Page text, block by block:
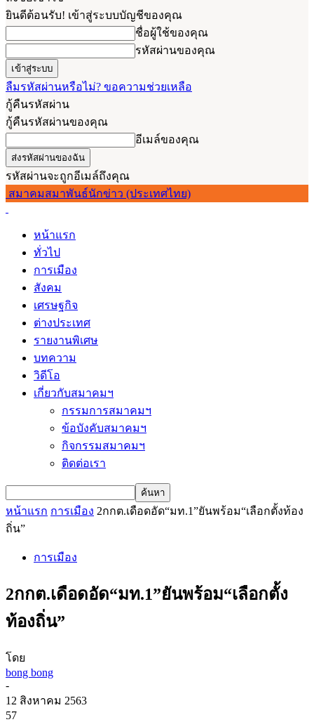
ยินดีต้อนรับ! เข้าสู่ระบบบัญชีของคุณ
ชื่อผู้ใช้ของคุณ
รหัสผ่านของคุณ
ลืมรหัสผ่านหรือไม่? ขอความช่วยเหลือ
กู้คืนรหัสผ่าน
กู้คืนรหัสผ่านของคุณ
อีเมล์ของคุณ
รหัสผ่านจะถูกอีเมล์ถึงคุณ
สมาคมสมาพันธ์นักข่าว (ประเทศไทย)
หน้าแรก
ทั่วไป
การเมือง
สังคม
เศรษฐกิจ
ต่างประเทศ
รายงานพิเศษ
บทความ
วิดีโอ
เกี่ยวกับสมาคมฯ
กรรมการสมาคมฯ
ข้อบังคับสมาคมฯ
กิจกรรมสมาคมฯ
ติดต่อเรา
หน้าแรก การเมือง 2กกต.เดือดอัด“มท.1”ยันพร้อม“เลือกตั้งท้อง
ถิ่น”
การเมือง
2กกต.เดือดอัด“มท.1”ยันพร้อม“เลือกตั้ง
ท้องถิ่น”
โดย
bong bong
-
12 สิงหาคม 2563
57